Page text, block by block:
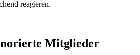
reagieren.
Mitglieder